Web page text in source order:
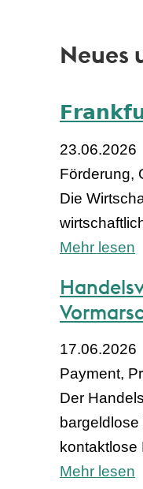
Neues
23.06.2026
Förderung,
Die
Mehr lesen
17.06.2026
Payment,
Der
kontaktlose
Mehr lesen